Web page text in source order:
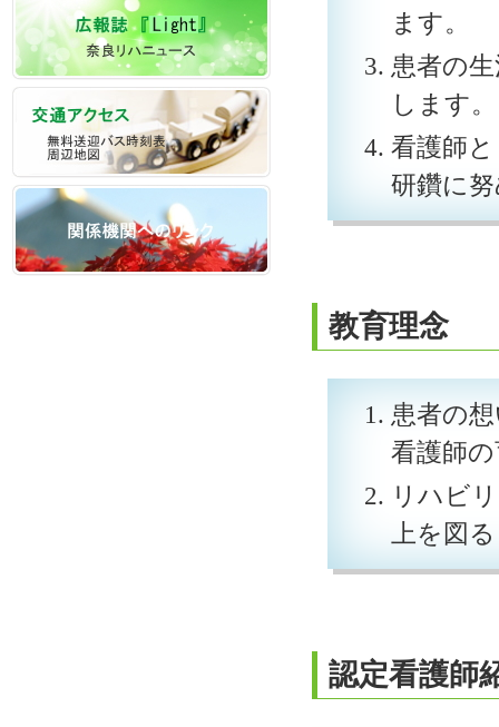
ます。
患者の
します。
看護師
研鑽に
教育理念
患者の
看護師
リハビ
上を図る
認定看護師